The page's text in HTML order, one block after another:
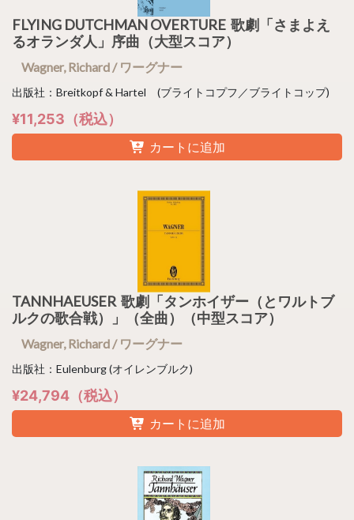
FLYING DUTCHMAN OVERTURE 歌劇「さまよえ
るオランダ人」序曲（大型スコア）
Wagner, Richard / ワーグナー
出版社：Breitkopf & Hartel (ブライトコプフ／ブライトコップ)
¥11,253（税込）
カートに追加
TANNHAEUSER 歌劇「タンホイザー（とワルトブ
ルクの歌合戦）」（全曲）（中型スコア）
Wagner, Richard / ワーグナー
出版社：Eulenburg (オイレンブルク)
¥24,794（税込）
カートに追加